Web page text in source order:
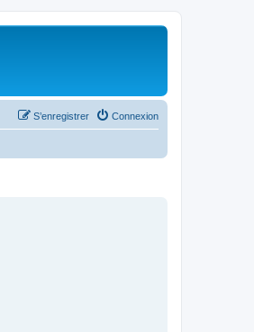
Connexion
S’enregistrer